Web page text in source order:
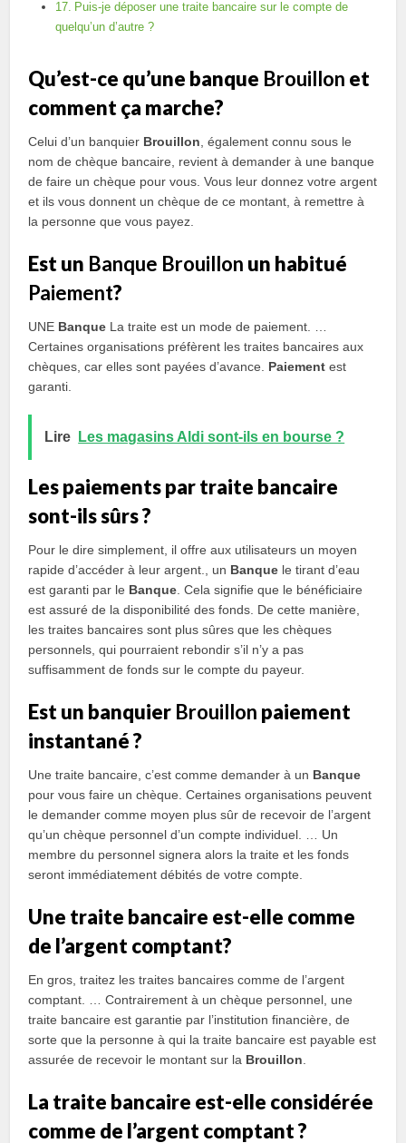
Puis-je déposer une traite bancaire sur le compte de
quelqu’un d’autre ?
Qu’est-ce qu’une banque Brouillon et
comment ça marche?
Celui d’un banquier Brouillon , également connu sous le
nom de chèque bancaire, revient à demander à une banque
de faire un chèque pour vous. Vous leur donnez votre argent
et ils vous donnent un chèque de ce montant, à remettre à
la personne que vous payez.
Est un Banque Brouillon un habitué
Paiement?
UNE Banque La traite est un mode de paiement. …
Certaines organisations préfèrent les traites bancaires aux
chèques, car elles sont payées d’avance. Paiement est
garanti.
Lire Les magasins Aldi sont-ils en bourse ?
Les paiements par traite bancaire
sont-ils sûrs ?
Pour le dire simplement, il offre aux utilisateurs un moyen
rapide d’accéder à leur argent., un Banque le tirant d’eau
est garanti par le Banque . Cela signifie que le bénéficiaire
est assuré de la disponibilité des fonds. De cette manière,
les traites bancaires sont plus sûres que les chèques
personnels, qui pourraient rebondir s’il n’y a pas
suffisamment de fonds sur le compte du payeur.
Est un banquier Brouillon paiement
instantané ?
Une traite bancaire, c’est comme demander à un Banque
pour vous faire un chèque. Certaines organisations peuvent
le demander comme moyen plus sûr de recevoir de l’argent
qu’un chèque personnel d’un compte individuel. … Un
membre du personnel signera alors la traite et les fonds
seront immédiatement débités de votre compte.
Une traite bancaire est-elle comme
de l’argent comptant?
En gros, traitez les traites bancaires comme de l’argent
comptant. … Contrairement à un chèque personnel, une
traite bancaire est garantie par l’institution financière, de
sorte que la personne à qui la traite bancaire est payable est
assurée de recevoir le montant sur la Brouillon
La traite bancaire est-elle considérée
comme de l’argent comptant ?